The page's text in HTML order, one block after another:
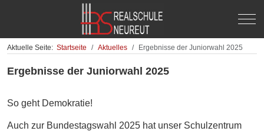
Off-
Aktuelle Seite: Startseite Aktuelles Ergebnisse der Juniorwahl 2025
Ergebnisse der Juniorwahl 2025
So geht Demokratie!
Auch zur Bundestagswahl 2025 hat unser Schulzentrum